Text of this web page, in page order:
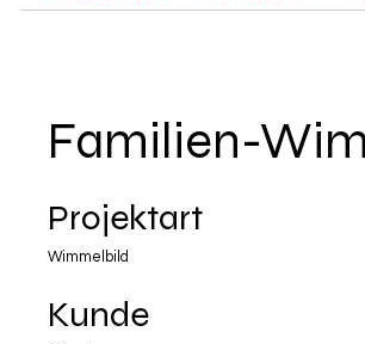
Familien-
Projektart
Wimmelbild
Kunde